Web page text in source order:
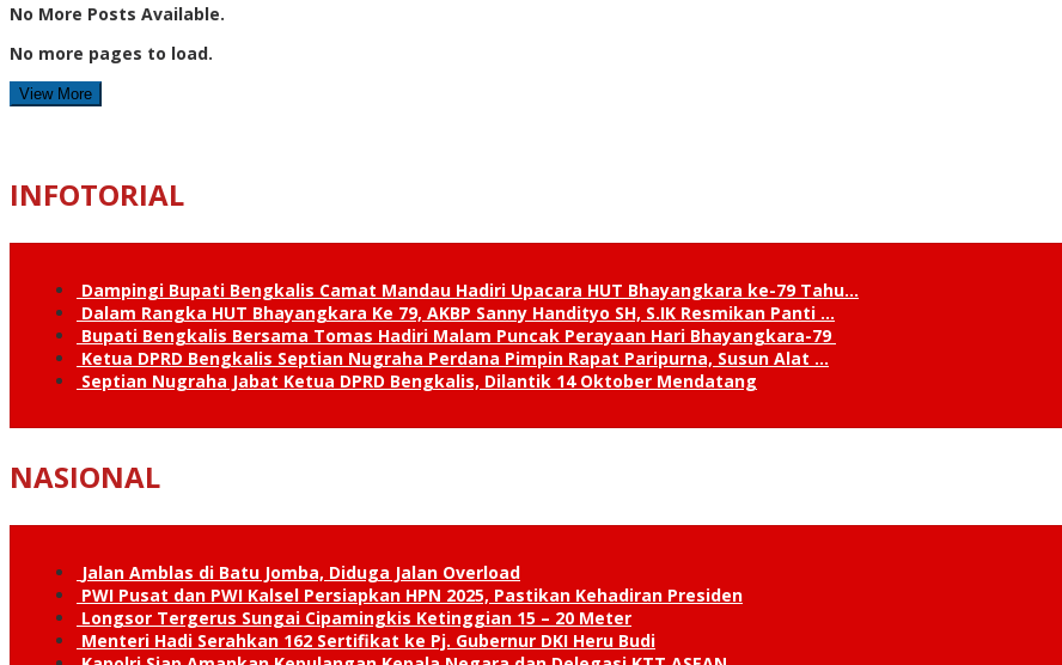
No More Posts Available.
No more pages to load.
View More
INFOTORIAL
Dampingi Bupati Bengkalis Camat Mandau Hadiri Upacara HUT Bhayangkara ke-79 Tahu…
Dalam Rangka HUT Bhayangkara Ke 79, AKBP Sanny Handityo SH, S.IK Resmikan Panti …
Bupati Bengkalis Bersama Tomas Hadiri Malam Puncak Perayaan Hari Bhayangkara-79
Ketua DPRD Bengkalis Septian Nugraha Perdana Pimpin Rapat Paripurna, Susun Alat …
Septian Nugraha Jabat Ketua DPRD Bengkalis, Dilantik 14 Oktober Mendatang
NASIONAL
Jalan Amblas di Batu Jomba, Diduga Jalan Overload
PWI Pusat dan PWI Kalsel Persiapkan HPN 2025, Pastikan Kehadiran Presiden
Longsor Tergerus Sungai Cipamingkis Ketinggian 15 – 20 Meter
Menteri Hadi Serahkan 162 Sertifikat ke Pj. Gubernur DKI Heru Budi